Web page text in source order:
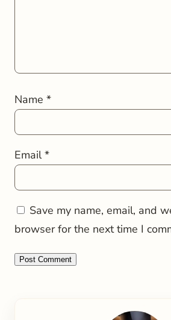
Name *
Email*
Save my name, email, and
browser for the next time I